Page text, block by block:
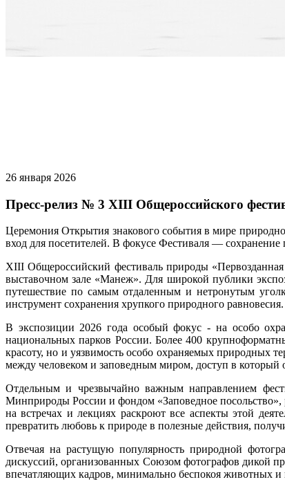
26 января 2026
Пресс-релиз № 3 XIII Общероссийского
Церемония Открытия знакового события в мире
вход для посетителей. В фокусе Фестиваля — сохранение
XIII Общероссийский фестиваль природы
выставочном зале «Манеж». Для широкой публики
путешествие по самым отдаленным и нетронутым
инструмент сохранения хрупкого природного равновесия.
В экспозиции 2026 года особый фокус - на особо
национальных парков России. Более 400
красоту, но и уязвимость особо охраняемых природных
между человеком и заповедным миром, доступ в который
Отдельным и чрезвычайно важным направлением
Минприроды России и фондом «Заповедное
на встречах и лекциях раскроют все аспекты этой
превратить любовь к природе в полезные действия,
Отвечая на растущую популярность природной
дискуссий, организованных Союзом фотографов дикой
впечатляющих кадров, минимально беспокоя животных и